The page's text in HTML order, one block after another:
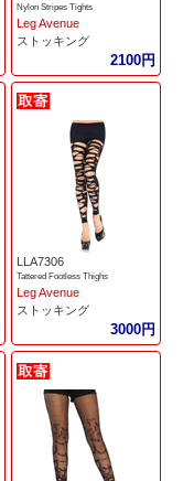
Nylon Stripes Tights
Leg Avenue
ストッキング
2100円
LLA7306
Tattered Footless Thighs
Leg Avenue
ストッキング
3000円